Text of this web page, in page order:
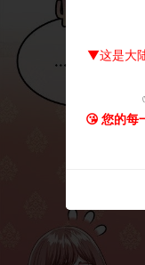
▼这是大
😘 您的每